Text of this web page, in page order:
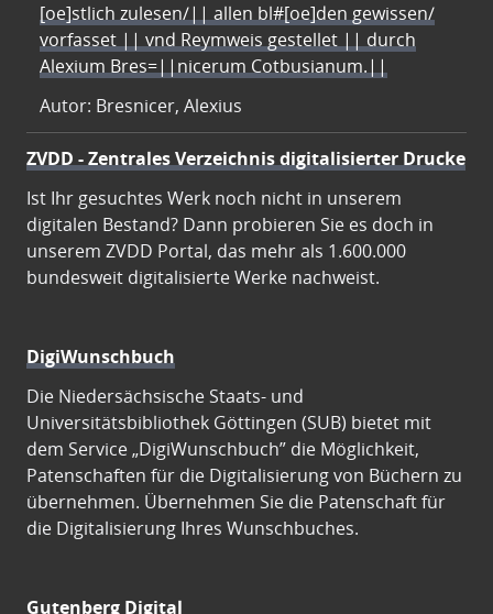
[oe]stlich zulesen/|| allen bl#[oe]den gewissen/
vorfasset || vnd Reymweis gestellet || durch
Alexium Bres=||nicerum Cotbusianum.||
Autor: Bresnicer, Alexius
ZVDD - Zentrales Verzeichnis digitalisierter Drucke
Ist Ihr gesuchtes Werk noch nicht in unserem
digitalen Bestand? Dann probieren Sie es doch in
unserem ZVDD Portal, das mehr als 1.600.000
bundesweit digitalisierte Werke nachweist.
DigiWunschbuch
Die Niedersächsische Staats- und
Universitätsbibliothek Göttingen (SUB) bietet mit
dem Service „DigiWunschbuch” die Möglichkeit,
Patenschaften für die Digitalisierung von Büchern zu
übernehmen. Übernehmen Sie die Patenschaft für
die Digitalisierung Ihres Wunschbuches.
Gutenberg Digital